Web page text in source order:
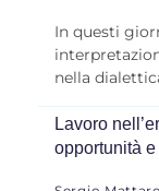
In questi
nella
Lavoro
opportunità